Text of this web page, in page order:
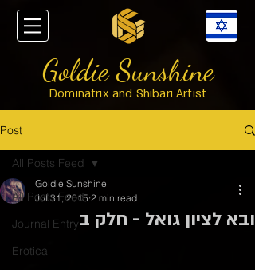
Goldie Sunshine
Dominatrix and Shibari Artist
Post
All Posts Feed
Journal Entry
Erotica
All Posts Feed
ובא לציון גואל - חלק ב
Goldie Sunshine
Jul 31, 2015 2 min read